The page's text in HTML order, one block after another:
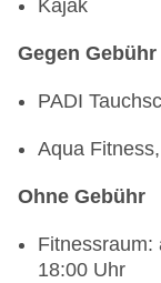
Themenbar
Bar „Snack“
All Inclusive
Zusätzlich zu
inbegriffen.
Kajak
Gegen
PADI
Aqua
Ohne Gebühr
Fitnessraum:
18:00 Uhr